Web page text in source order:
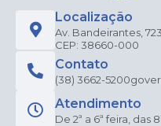
Localização
Av. Bandeirantes, 723
CEP: 38660-000
Contato
(38) 3662-5200
Atendimento
De 2ª a 6ª feira, das